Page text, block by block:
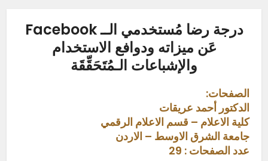
درجة رضا مُستخدمي الــ Facebook
عَن ميزاته ودوافع الاستخدام
والإشباعات الـمُتَحَقِّقَة
الصفحات:
الدكتور أحمد عريقات
كلية الاعلام – قسم الاعلام الرقمي
جامعة الشرق الاوسط – الاردن
عدد الصفحات : 29